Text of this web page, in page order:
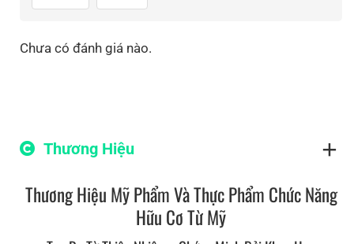
Chưa có đánh giá nào.
Thương Hiệu
Thương Hiệu Mỹ Phẩm Và Thực Phẩm Chức Năng
Hữu Cơ Từ Mỹ